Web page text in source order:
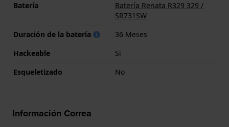
Batería
Batería Renata R329 329 /
SR731SW
Duración de la batería
36 Meses
Hackeable
Si
Esqueletizado
No
Información Correa